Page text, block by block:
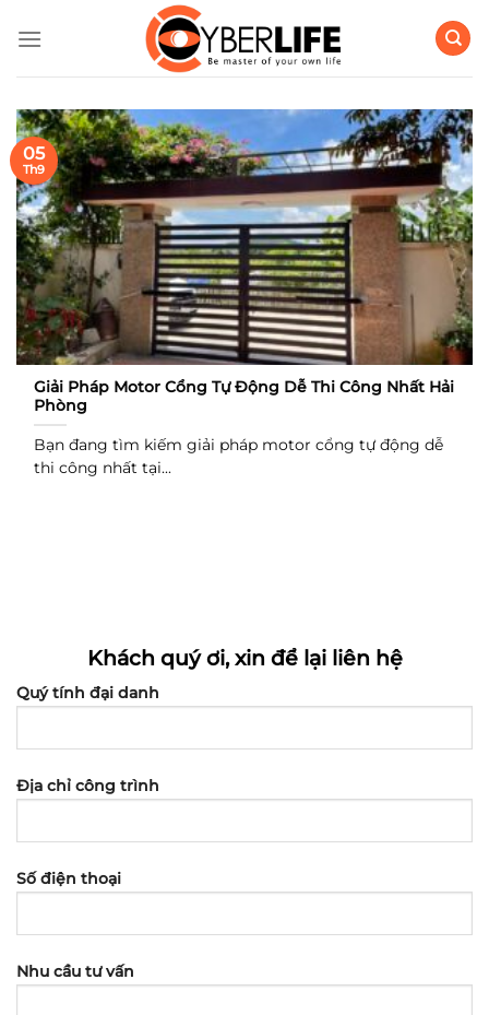
qua
Giải Pháp Motor Cổng Tự Động Dễ Thi Công Nhất Hải
Phòng
Bạn đang tìm kiếm giải pháp motor cổng tự động dễ
thi công nhất tại...
05
Th9
Khách quý ơi, xin để lại liên hệ
Quý tính đại danh
Địa chỉ công trình
Số điện thoại
Nhu cầu tư vấn